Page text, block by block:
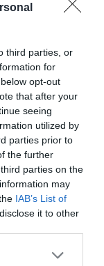
third parties, or
for
opt-out
that after your
seeing
utilized by
parties prior to
the further
parties on the
may
IAB’s List of
it to other
à son